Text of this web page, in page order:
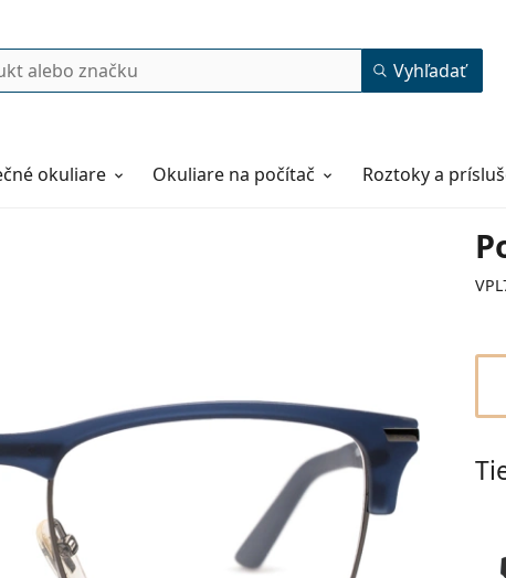
Vyhľadať
okuliare Okuliare na počítač Roztoky a
Šírka
mostíka